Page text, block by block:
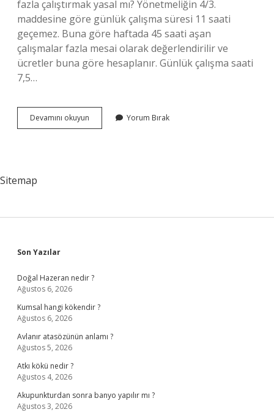
fazla çalıştırmak yasal mı? Yönetmeliğin 4/3.
maddesine göre günlük çalışma süresi 11 saati
geçemez. Buna göre haftada 45 saati aşan
çalışmalar fazla mesai olarak değerlendirilir ve
ücretler buna göre hesaplanır. Günlük çalışma saati
7,5…
Devamını okuyun
9
Yorum Bırak
Sitemap
Sidebar
Son Yazılar
Doğal Hazeran nedir ?
Ağustos 6, 2026
Kumsal hangi kökendir ?
Ağustos 6, 2026
Avlanır atasözünün anlamı ?
Ağustos 5, 2026
Atkı kökü nedir ?
Ağustos 4, 2026
Akupunkturdan sonra banyo yapılır mı ?
Ağustos 3, 2026